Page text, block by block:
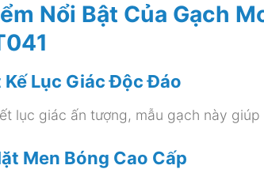
Nổi Bật Của Gạch
Kế Lục Giác Độc Đáo
lục giác ấn tượng, mẫu gạch này
Men Bóng Cao Cấp